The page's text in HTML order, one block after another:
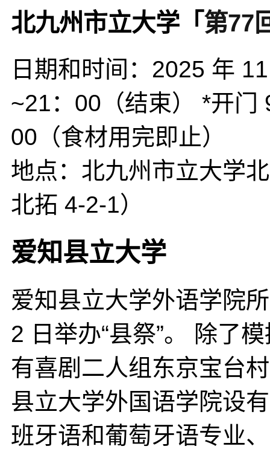
北九州市立大学「 第77
日期和时间：2025 年
~21：00（结束） *开门
00（食材用完即止）
地点：北九州市立大学
北拓 4-2-1）
爱知县立大学
爱知县立大学外语学院
2 日举办“县祭”。 除了
有喜剧二人组东京宝台
县立大学外国语学院设
班牙语和葡萄牙语专业